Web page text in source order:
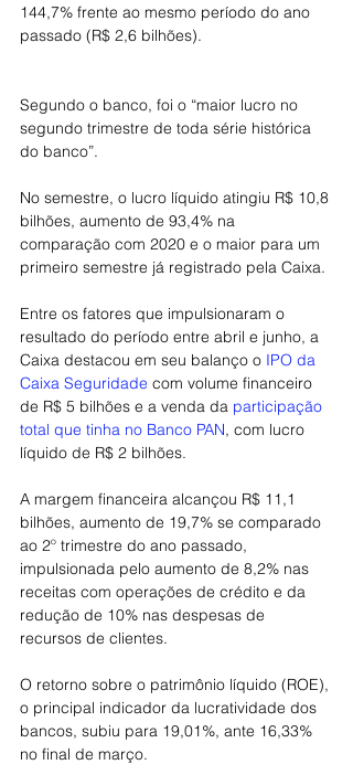
144,7% frente ao mesmo período do ano
passado (R$ 2,6 bilhões).
Segundo o banco, foi o “maior lucro no
segundo trimestre de toda série histórica
do banco”.
No semestre, o lucro líquido atingiu R$ 10,8
bilhões, aumento de 93,4% na
comparação com 2020 e o maior para um
primeiro semestre já registrado pela Caixa.
Entre os fatores que impulsionaram o
resultado do período entre abril e junho, a
Caixa destacou em seu balanço o IPO da
Caixa Seguridade com volume financeiro
de R$ 5 bilhões e a venda da participação
total que tinha no Banco PAN, com lucro
líquido de R$ 2 bilhões.
A margem financeira alcançou R$ 11,1
bilhões, aumento de 19,7% se comparado
ao 2º trimestre do ano passado,
impulsionada pelo aumento de 8,2% nas
receitas com operações de crédito e da
redução de 10% nas despesas de
recursos de clientes.
O retorno sobre o patrimônio líquido (ROE),
o principal indicador da lucratividade dos
bancos, subiu para 19,01%, ante 16,33%
no final de março.